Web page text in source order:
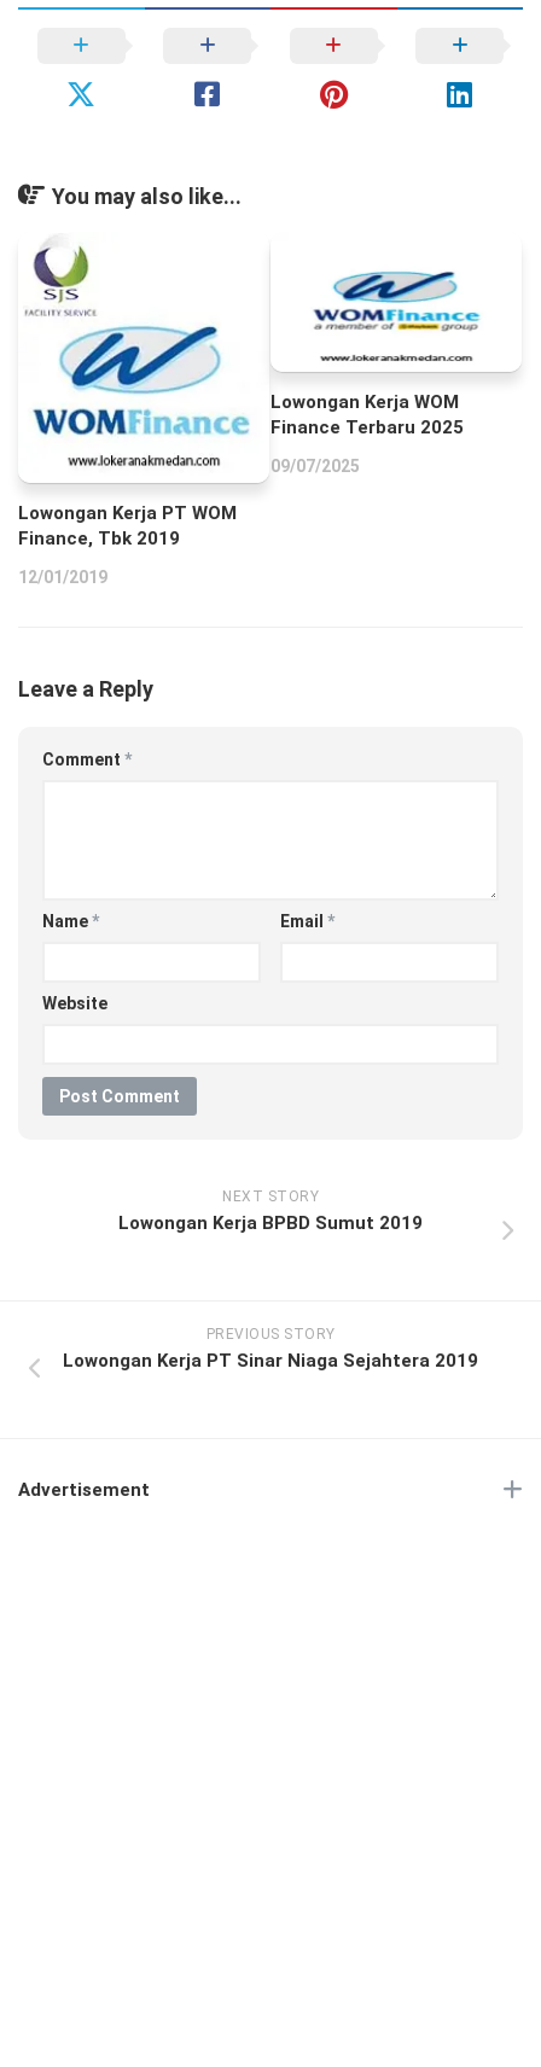
You may also like...
Lowongan Kerja PT WOM
Finance, Tbk 2019
12/01/2019
Lowongan Kerja WOM
Finance Terbaru 2025
09/07/2025
Leave a Reply
Comment *
Name* Email *
Website
NEXT STORY
Lowongan Kerja BPBD Sumut 2019
PREVIOUS STORY
Lowongan Kerja PT Sinar Niaga Sejahtera 2019
Advertisement